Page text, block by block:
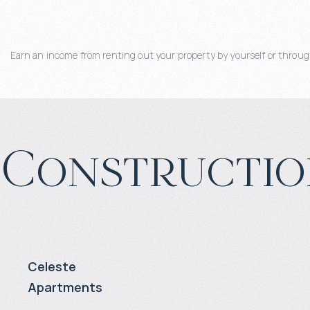
Earn an income from renting out your property by yourself or
Celeste
Apartments